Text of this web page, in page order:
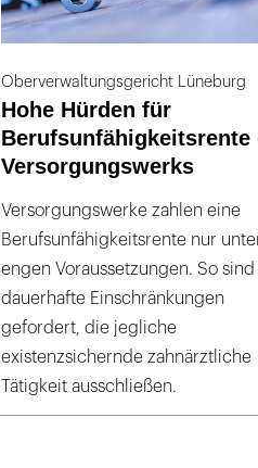
Oberverwaltungsgericht Lüneburg
Hohe Hürden für
Berufsunfähigkeitsrente
Versorgungswerks
Versorgungswerke zahlen eine
Berufsunfähigkeitsrente nur
engen Voraussetzungen. So sind
dauerhafte Einschränkungen
gefordert, die jegliche
existenzsichernde zahnärztliche
Tätigkeit ausschließen.